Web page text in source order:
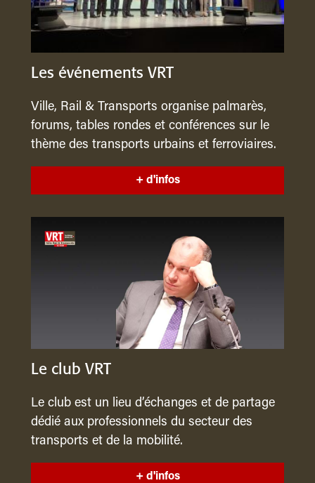
Les événements VRT
Ville, Rail & Transports organise palmarès,
forums, tables rondes et conférences sur le
thème des transports urbains et ferroviaires.
+ d'infos
Le club VRT
Le club est un lieu d’échanges et de partage
dédié aux professionnels du secteur des
transports et de la mobilité.
+ d'infos